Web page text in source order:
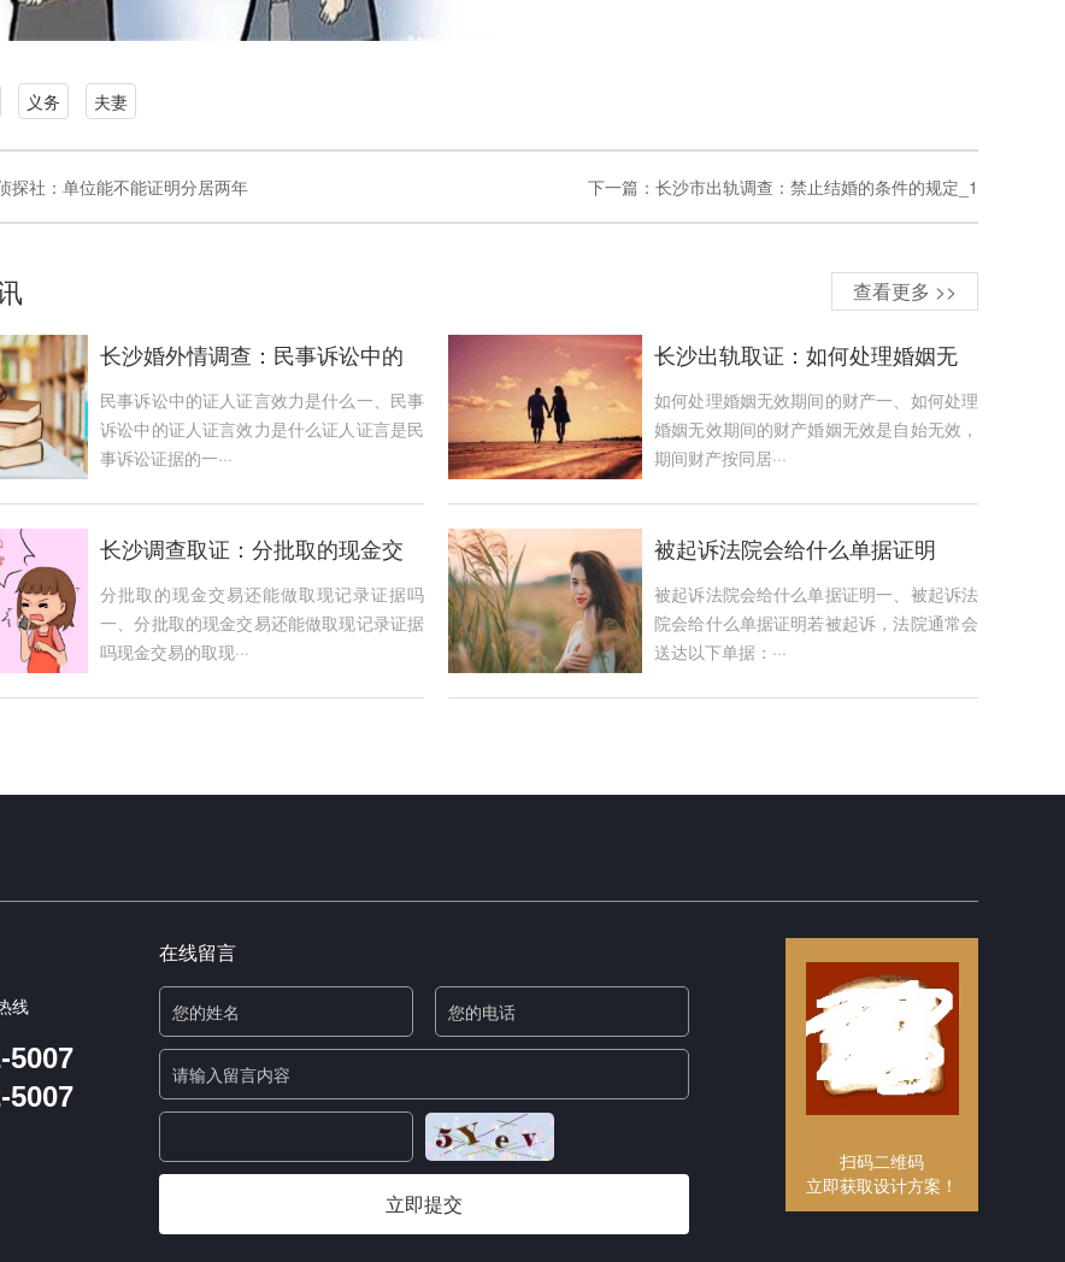
义务 夫妻
探社：单位能不能证明分居两年 下一篇： 长沙市出轨调查：禁止结婚的条件的规定_1
查看更多 >>
长沙婚外情调查：民事诉讼中的
证人证言效力是什么
民事诉讼中的证人证言效力是什么一、民事
诉讼中的证人证言效力是什么证人证言是民
事诉讼证据的一···
长沙出轨取证：如何处理婚姻无
效期间的财产
如何处理婚姻无效期间的财产一、如何处理
婚姻无效期间的财产婚姻无效是自始无效，
期间财产按同居···
长沙调查取证：分批取的现金交
易还能做取现记录证据吗
分批取的现金交易还能做取现记录证据吗
一、分批取的现金交易还能做取现记录证据
吗现金交易的取现···
被起诉法院会给什么单据证明
被起诉法院会给什么单据证明一、被起诉法
院会给什么单据证明若被起诉，法院通常会
送达以下单据：···
线
5007
5007
在线留言
扫码二维码
立即获取设计方案！